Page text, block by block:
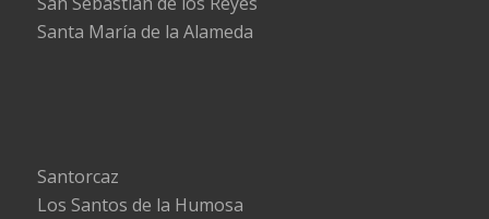
Santa María de la Alameda
Santorcaz
Los Santos de la Humosa